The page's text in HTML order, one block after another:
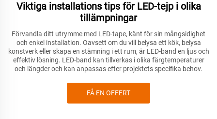
Viktiga installations tips för LED-tejp i olika
tillämpningar
Förvandla ditt utrymme med LED-tape, känt för sin mångsidighet
och enkel installation. Oavsett om du vill belysa ett kök, belysa
konstverk eller skapa en stämning i ett rum, är LED-band en ljus och
effektiv lösning. LED-band kan tillverkas i olika färgtemperaturer
och längder och kan anpassas efter projektets specifika behov.
FÅ EN OFFERT